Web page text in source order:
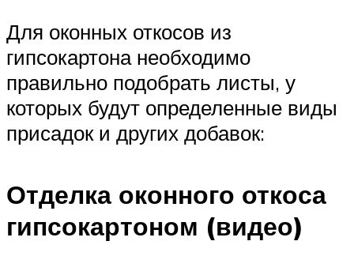
Для оконных откосов из
гипсокартона необходимо
правильно подобрать листы, у
которых будут определенные виды
присадок и других добавок:
Отделка оконного откоса
гипсокартоном (видео)